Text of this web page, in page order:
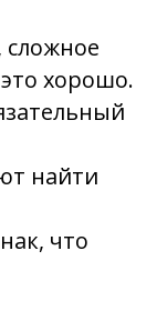
сложное
хорошо.
найти
что